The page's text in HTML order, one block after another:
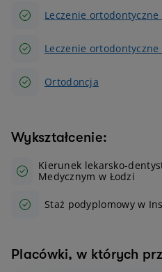
Leczenie
Leczenie ortodontyczne
Ortodoncja
Wykształcenie:
Kierunek lekarsko-
Medycznym w Łodzi
Staż podyplomowy w
Placówki, w których